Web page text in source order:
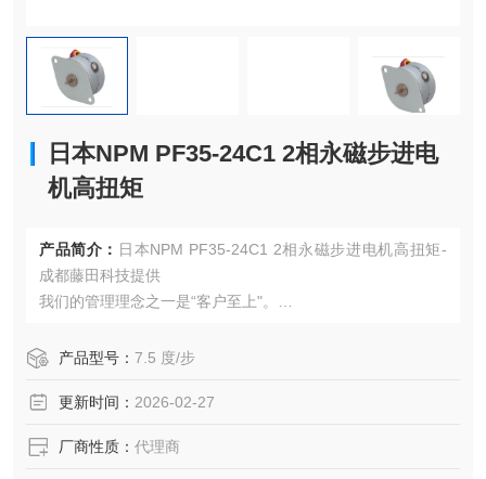
日本NPM PF35-24C1 2相永磁步进电
机高扭矩
产品简介： 日本NPM PF35-24C1 2相永磁步进电机高扭矩-
成都藤田科技提供
我们的管理理念之一是“客户至上"。
这是因为如果市场上有比我们更好的产品，推荐您的产品就
产品型号： 7.5 度/步
更新时间： 2026-02-27
厂商性质： 代理商